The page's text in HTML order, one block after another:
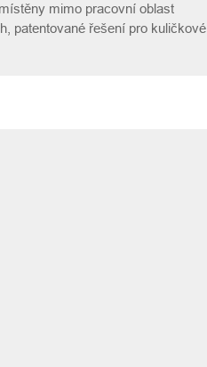
mimo pracovní oblast
patentované řešení pro kuličkové